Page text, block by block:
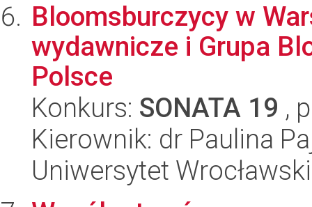
Bloomsburczycy w
wydawnicze i Grupa
Polsce
Konkurs: SONATA 19 ,
Kierownik: dr Paulina
Uniwersytet